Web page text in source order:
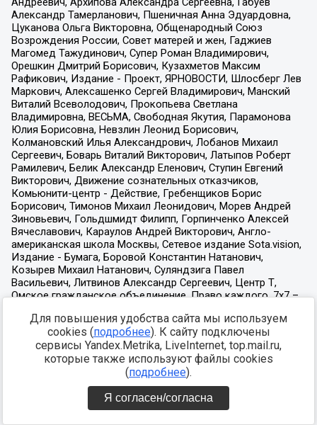
Для повышения удобства сайта мы используем
cookies (подробнее). К сайту подключены
сервисы Yandex.Metrika, LiveInternet, top.mail.ru,
которые также используют файлы cookies
(подробнее).
Я согласен/согласна